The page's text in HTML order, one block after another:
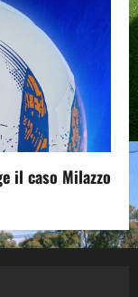
il caso Milazzo